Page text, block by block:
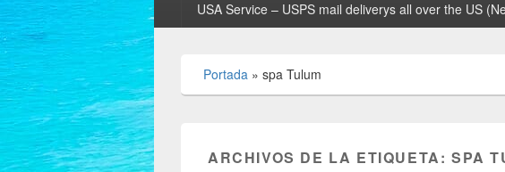
USA Service – USPS mail deliverys all over the US
Portada » spa Tulum
ARCHIVOS DE LA ETIQUETA:SPA